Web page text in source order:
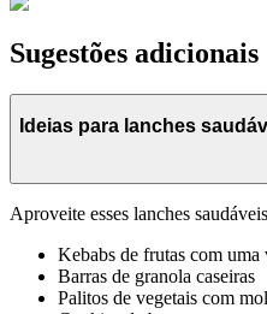
Sugestões adicionais
Ideias para lanches
Aproveite esses lanches
Kebabs de frutas com
Barras de granola caseiras
Palitos de vegetais com